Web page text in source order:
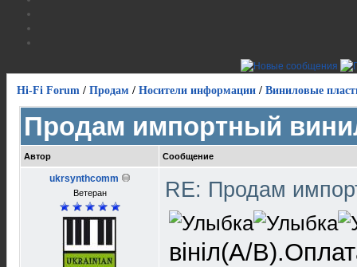
Hi-Fi Forum / Продам / Носители информации / Виниловые
Продам импортный
Автор Сообщение
ukrsynthcomm
Ветеран RE: Продам
вініл(A/